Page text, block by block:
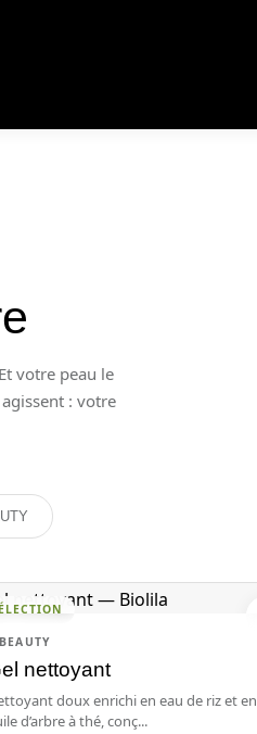
votre peau le
: votre
nettoyant
doux enrichi en eau de riz et en
d’arbre à thé, conç...